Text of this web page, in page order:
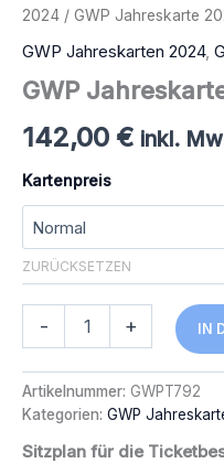
2024 / GWP Jahreskarte
GWP Jahreskarten 2024,
GWP
142,00 € inkl.
Kartenpreis
ZURÜCKSETZEN
-
Jahreskarte
Reihe
2
Menge
+ IN
Artikelnummer: GWPT792
Kategorien: GWP
Sitzplan für die